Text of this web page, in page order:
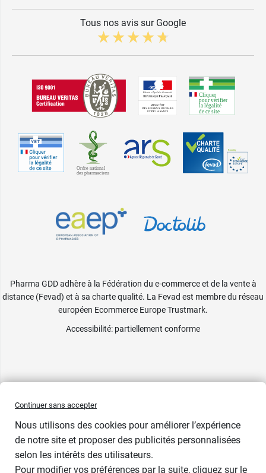
Tous nos avis sur Google
Pharma GDD adhère à la Fédération du e-commerce et de la vente à
distance (Fevad) et à sa charte qualité. La Fevad est membre du réseau
européen Ecommerce Europe Trustmark.
Accessibilité: partiellement conforme
Continuer sans accepter
Nous utilisons des cookies pour améliorer l’expérience
de notre site et proposer des publicités personnalisées
selon les intérêts des utilisateurs.
Pour modifier vos préférences par la suite, cliquez sur le